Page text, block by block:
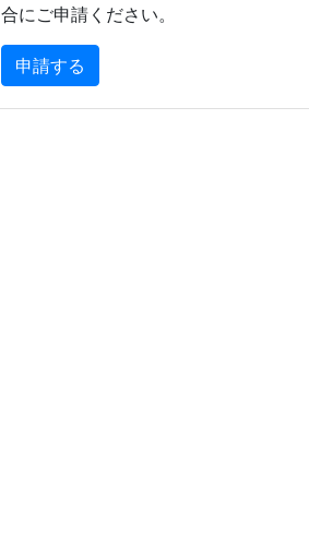
合にご申請ください。
申請する